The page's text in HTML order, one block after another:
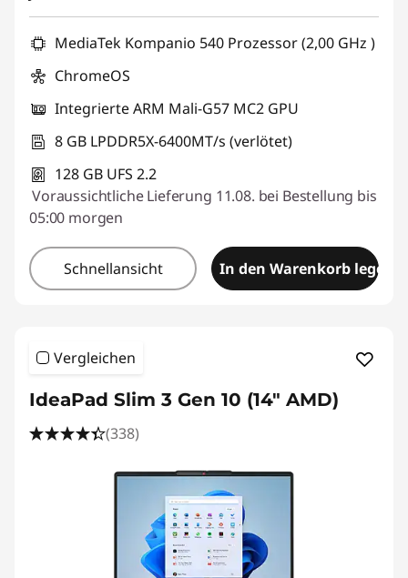
MediaTek Kompanio 540 Prozessor (2,00 GHz )
ChromeOS
Integrierte ARM Mali-G57 MC2 GPU
8 GB LPDDR5X-6400MT/s (verlötet)
128 GB UFS 2.2
Voraussichtliche Lieferung 11.08. bei Bestellung bis
05:00 morgen
Schnellansicht In den Warenkorb legen
Vergleichen
IdeaPad Slim 3 Gen 10 (14" AMD)
(338)